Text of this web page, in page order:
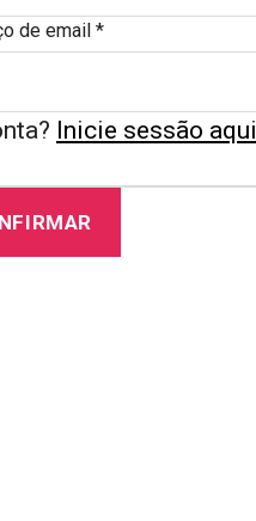
de email *
Inicie sessão aqui